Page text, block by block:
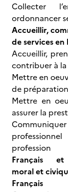
Collecter
ordonnancer
Accueillir,
de services
Accueillir,
contribuer à
Mettre en
de préparation
Mettre en
assurer la
profession
Français et
moral et
Français